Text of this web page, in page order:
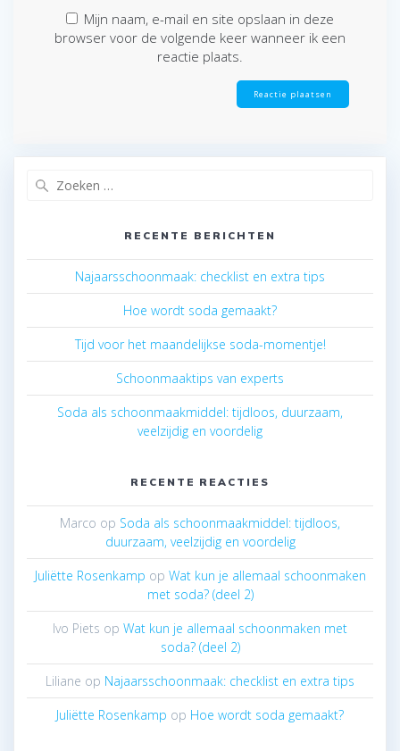
Mijn naam, e-mail en site opslaan in deze
browser voor de volgende keer wanneer ik een
reactie plaats.
RECENTE BERICHTEN
Najaarsschoonmaak: checklist en extra tips
Hoe wordt soda gemaakt?
Tijd voor het maandelijkse soda-momentje!
Schoonmaaktips van experts
Soda als schoonmaakmiddel: tijdloos, duurzaam,
veelzijdig en voordelig
RECENTE REACTIES
Marco op Soda als schoonmaakmiddel: tijdloos,
duurzaam, veelzijdig en voordelig
Juliëtte Rosenkamp op Wat kun je allemaal schoonmaken
met soda? (deel 2)
Ivo Piets op Wat kun je allemaal schoonmaken met
soda? (deel 2)
Liliane op Najaarsschoonmaak: checklist en extra tips
Juliëtte Rosenkamp op Hoe wordt soda gemaakt?